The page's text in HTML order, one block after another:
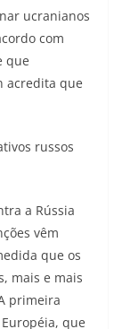
ucranianos
com
que
acredita que
russos
a Rússia
vêm
que os
mais e mais
primeira
que